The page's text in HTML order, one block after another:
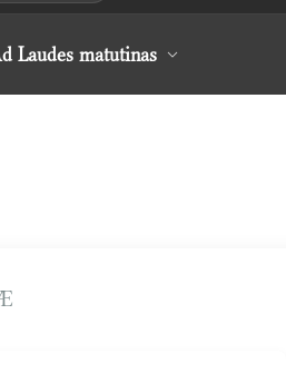
Laudes matutinas